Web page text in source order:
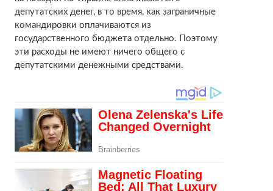
депутатских денег, в то время, как заграничные
командировки оплачиваются из
государственного бюджета отдельно. Поэтому
эти расходы не имеют ничего общего с
депутатскими денежными средствами.